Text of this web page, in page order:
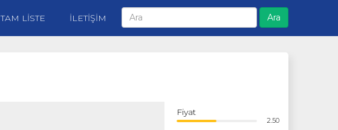
TAM LİSTE İLETİŞİM Ara
Fiyat
2.50